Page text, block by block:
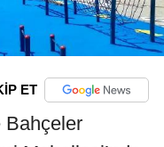
ET
Bahçeler